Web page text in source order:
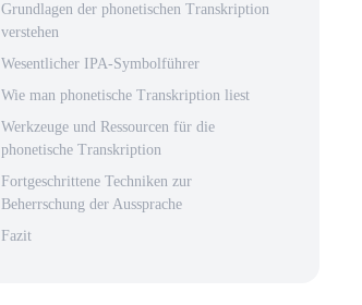
Grundlagen der phonetischen Transkription
verstehen
Wesentlicher IPA-Symbolführer
Wie man phonetische Transkription liest
Werkzeuge und Ressourcen für die
phonetische Transkription
Fortgeschrittene Techniken zur
Beherrschung der Aussprache
Fazit